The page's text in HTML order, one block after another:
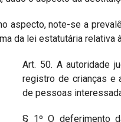
note-se a
da lei estatutária relativa
Art. 50. A autoridade
registro de crianças e
de pessoas
§ 1º O deferimento